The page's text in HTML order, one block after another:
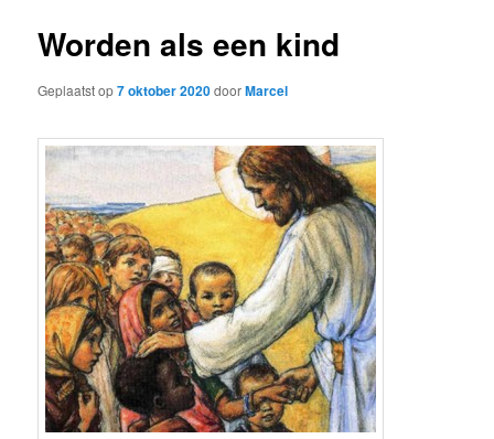
Worden als een kind
Geplaatst op7 oktober 2020doorMarcel